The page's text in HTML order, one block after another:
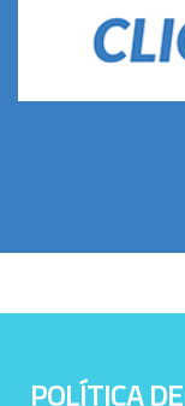
POLÍTICA